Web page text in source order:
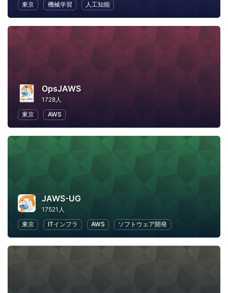
東京
機械学習 人工知能
OpsJAWS
1728人
東京
AWS
JAWS-UG
17521人
東京
ITインフラ AWS ソフトウェア開発